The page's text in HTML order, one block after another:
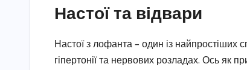
Настої та відвари
Настої з лофанта – один із найпростіших
гіпертонії та нервових розладах. Ось як